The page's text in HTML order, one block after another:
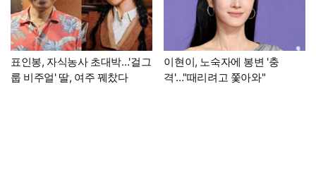
표인봉, 자식농사 초대박…'걸그
룹 비주얼' 딸, 여주 꿰찼다
이현이, 노숙자에 봉변 '충
격'…"때리려고 쫓아와"